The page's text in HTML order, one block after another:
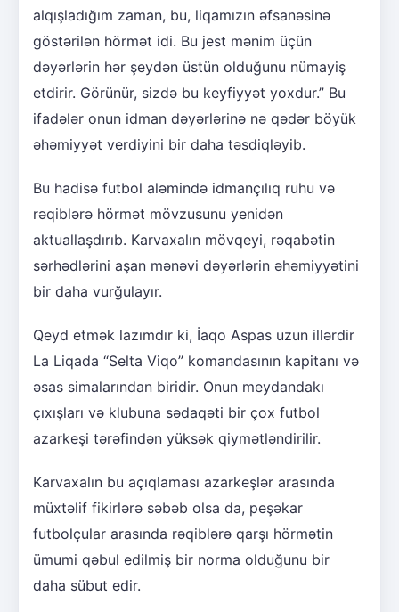
alqışladığım zaman, bu, liqamızın əfsanəsinə
göstərilən hörmət idi. Bu jest mənim üçün
dəyərlərin hər şeydən üstün olduğunu nümayiş
etdirir. Görünür, sizdə bu keyfiyyət yoxdur.” Bu
ifadələr onun idman dəyərlərinə nə qədər böyük
əhəmiyyət verdiyini bir daha təsdiqləyib.
Bu hadisə futbol aləmində idmançılıq ruhu və
rəqiblərə hörmət mövzusunu yenidən
aktuallaşdırıb. Karvaxalın mövqeyi, rəqabətin
sərhədlərini aşan mənəvi dəyərlərin əhəmiyyətini
bir daha vurğulayır.
Qeyd etmək lazımdır ki, İaqo Aspas uzun illərdir
La Liqada “Selta Viqo” komandasının kapitanı və
əsas simalarından biridir. Onun meydandakı
çıxışları və klubuna sədaqəti bir çox futbol
azarkeşi tərəfindən yüksək qiymətləndirilir.
Karvaxalın bu açıqlaması azarkeşlər arasında
müxtəlif fikirlərə səbəb olsa da, peşəkar
futbolçular arasında rəqiblərə qarşı hörmətin
ümumi qəbul edilmiş bir norma olduğunu bir
daha sübut edir.